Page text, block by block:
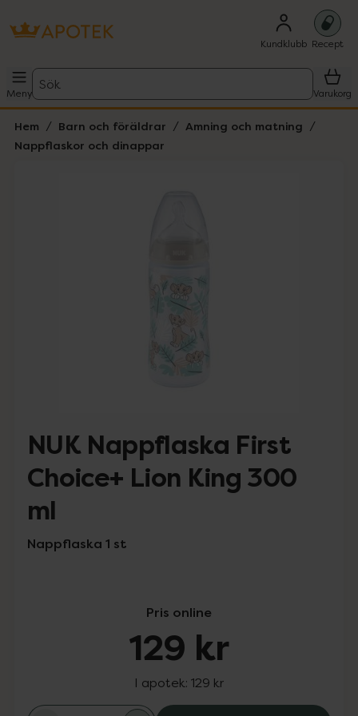
Kundklubb Recept
Meny
Sök
Varukorg
Hem Barn och föräldrar
Amning och matning
Nappflaskor och dinappar
NUK Nappflaska First
Choice+ Lion King 300
ml
Nappflaska 1 st
Pris online
129 kr
I apotek: 129 kr